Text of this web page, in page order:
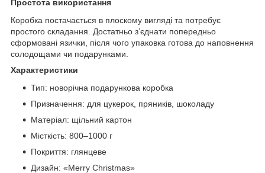
Простота використання
Коробка постачається в плоскому вигляді та потребує
простого складання. Достатньо з’єднати попередньо
сформовані язички, після чого упаковка готова до наповнення
солодощами чи подарунками.
Характеристики
Тип: новорічна подарункова коробка
Призначення: для цукерок, пряників, шоколаду
Матеріал: щільний картон
Місткість: 800–1000 г
Покриття: глянцеве
Дизайн: «Merry Christmas»